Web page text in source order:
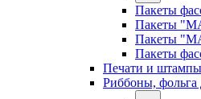
Пакеты
Пакеты
Пакеты
Пакеты
Печати и штампы
Риббоны, фольга